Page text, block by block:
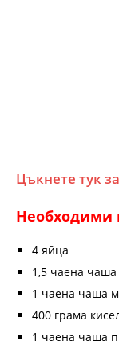
Цъкнете тук
Необходими
4 яйца
1,5 чаена чаша
1 чаена чаша
400 грама
1 чаена чаша